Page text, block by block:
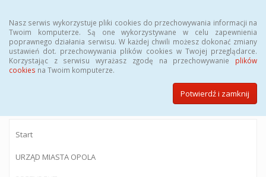
Nasz serwis wykorzystuje pliki cookies do przechowywania informacji na
Twoim komputerze. Są one wykorzystywane w celu zapewnienia
poprawnego działania serwisu. W każdej chwili możesz dokonać zmiany
ustawień dot. przechowywania plików cookies w Twojej przeglądarce.
Korzystając z serwisu wyrażasz zgodę na przechowywanie plików
cookies na Twoim komputerze.
Potwierdź i zamknij
BIULETYN INFORMACJI PUBLICZNEJ
Urzędu Miasta Opola
Start
URZĄD MIASTA OPOLA